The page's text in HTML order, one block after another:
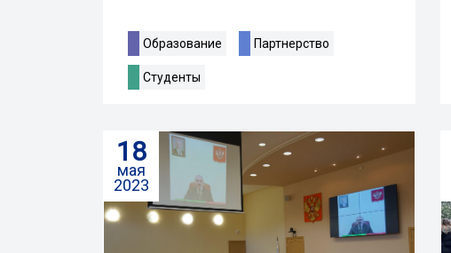
Образование Партнерство
Студенты
18
мая
2023